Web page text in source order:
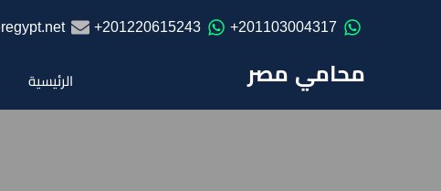
201103004317+
201220615243+
محامي مصر الرئيسية